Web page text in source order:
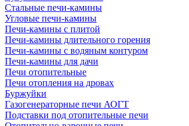
Стальные печи-камины
Угловые печи-камины
Печи-камины с плитой
Печи-камины длительного горения
Печи-камины с водяным контуром
Печи-камины для дачи
Печи отопительные
Печи отопления на дровах
Буржуйки
Газогенераторные печи АОГТ
Подставки под отопительные печи